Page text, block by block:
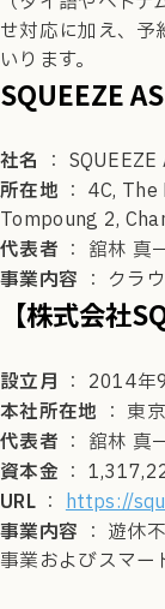
せ対応に加え、予
いります。
SQUEEZE
社名
：
所在地 ： 4C,
Tompoung 2,
代表者 ： 舘林 真
事業内容 ： クラ
【株式会社
設立月 ： 2014年
本社所在地 ： 東
代表者 ： 舘林 真
資本金 ：
URL： https://
事業内容 ： 遊休
事業およびスマー